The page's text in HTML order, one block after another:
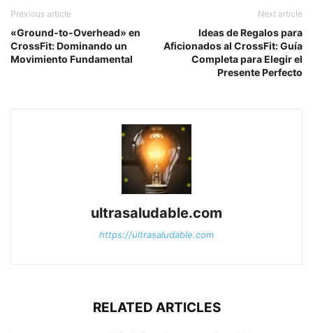
Previous article
«Ground-to-Overhead» en
CrossFit: Dominando un
Movimiento Fundamental
Next article
Ideas de Regalos para
Aficionados al CrossFit: Guía
Completa para Elegir el
Presente Perfecto
ultrasaludable.com
https://ultrasaludable.com
RELATED ARTICLES